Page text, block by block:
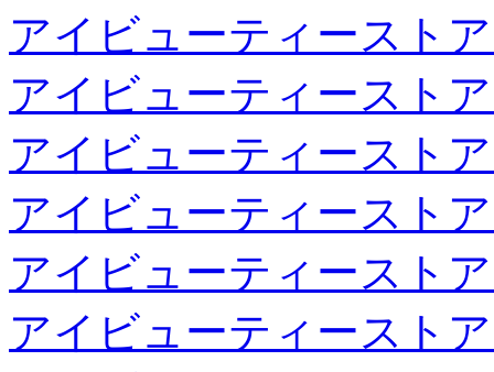
アイビューティースト
アイビューティースト
アイビューティースト
アイビューティースト
アイビューティースト
アイビューティースト